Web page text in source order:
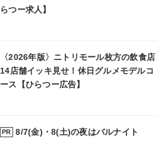
らつー求人】
〈2026年版〉ニトリモール枚方の飲食店
14店舗イッキ見せ！休日グルメモデルコ
ース【ひらつー広告】
PR 8/7(金)・8(土)の夜はバルナイト